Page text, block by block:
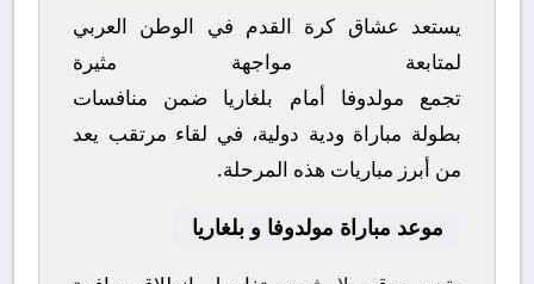
يستعد عشاق كرة القدم في الوطن العربي
لمتابعة مواجهة مثيرة
تجمع مولدوفا أمام بلغاريا ضمن منافسات
بطولة مباراة ودية دولية، في لقاء مرتقب يعد
من أبرز مباريات هذه المرحلة.
موعد مباراة مولدوفا و بلغاريا